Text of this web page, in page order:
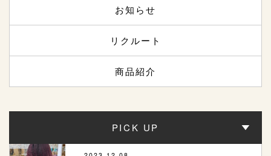
お知らせ
リクルート
商品紹介
PICK UP